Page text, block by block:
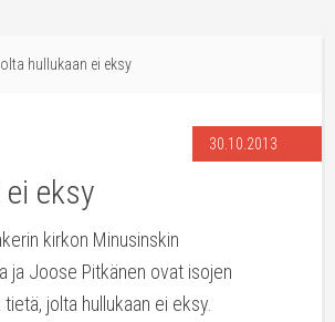
hullukaan ei eksy
30.10.2013
eksy
kirkon Minusinskin
ja Joose Pitkänen ovat isojen
jolta hullukaan ei eksy.